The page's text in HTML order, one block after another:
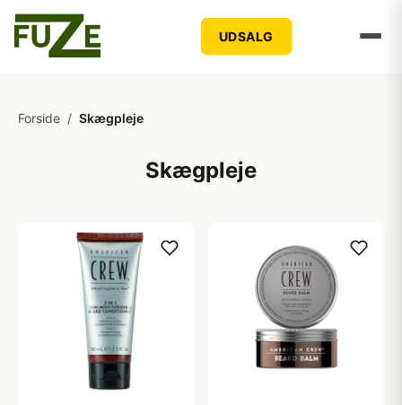
UDSALG
Forside / Skægpleje
Skægpleje